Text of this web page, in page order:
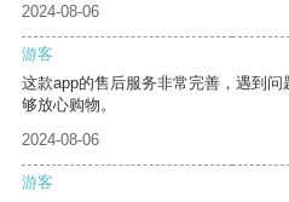
2024-08-06
游客
这款app的售后服务非常完善，遇到
够放心购物。
2024-08-06
游客